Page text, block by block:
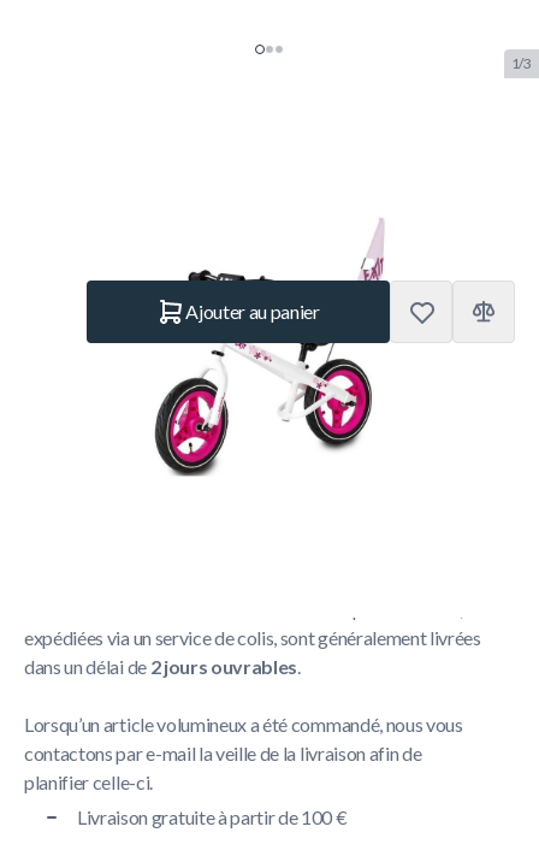
1/3
Ajouter au panier
Politique de livraison
La livraison prend généralement entre
expédiées via un service de colis, sont généralement livrées
dans un délai de 2 jours ouvrables.
Lorsqu’un article volumineux a été commandé, nous vous
contactons par e-mail la veille de la livraison afin de
planifier celle-ci.
Livraison gratuite à partir de 100 €